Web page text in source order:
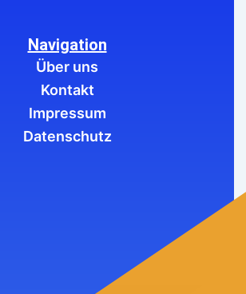
Navigation
Über uns
Kontakt
Impressum
Datenschutz